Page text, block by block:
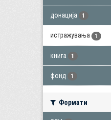
донација 1
истражувања 1
книга 1
фонд 1
Формати